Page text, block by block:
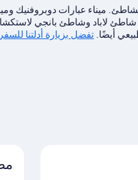
ميناء عبارات دوبروفنيك
شاطئ لاباد وشاطئ بانجي
أيضًا. تفضل بزيارة أدلتنا